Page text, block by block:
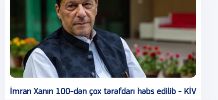
İmran Xanın 100-dən çox tərəfdarı həbs edilib - KİV